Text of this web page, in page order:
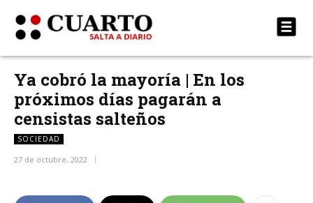
Ya cobró la mayoría | En los
próximos días pagarán a
censistas salteños
SOCIEDAD
27 de octubre, 2022